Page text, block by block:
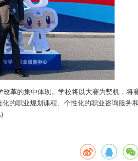
革的集中体现。学校将以大赛为契机，将
的职业规划课程、个性化的职业咨询服务